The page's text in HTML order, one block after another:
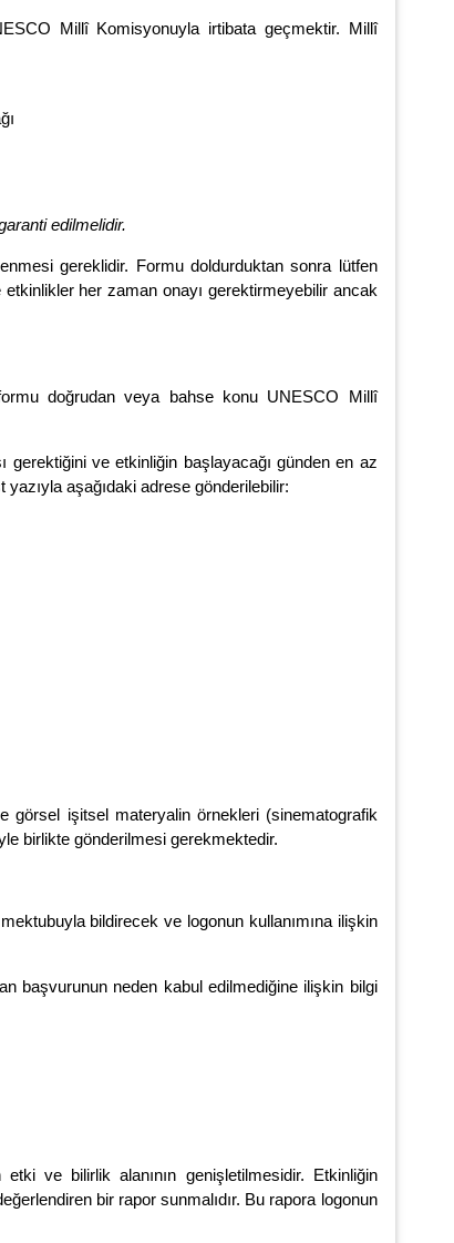
Millî Komisyonuyla irtibata geçmektir. Millî
edilmelidir.
gereklidir. Formu doldurduktan sonra lütfen
her zaman onayı gerektirmeyebilir ancak
doğrudan veya bahse konu UNESCO Millî
gerektiğini ve etkinliğin başlayacağı günden en az
aşağıdaki adrese gönderilebilir:
görsel işitsel materyalin örnekleri (sinematografik
birlikte gönderilmesi gerekmektedir.
bildirecek ve logonun kullanımına ilişkin
başvurunun neden kabul edilmediğine ilişkin bilgi
ve bilirlik alanının genişletilmesidir. Etkinliğin
bir rapor sunmalıdır. Bu rapora logonun